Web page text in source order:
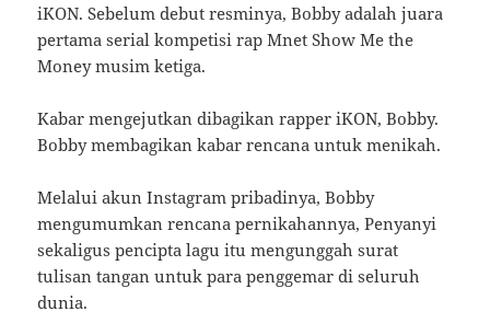
iKON. Sebelum debut resminya, Bobby adalah juara
pertama serial kompetisi rap Mnet Show Me the
Money musim ketiga.
Kabar mengejutkan dibagikan rapper iKON, Bobby.
Bobby membagikan kabar rencana untuk menikah.
Melalui akun Instagram pribadinya, Bobby
mengumumkan rencana pernikahannya, Penyanyi
sekaligus pencipta lagu itu mengunggah surat
tulisan tangan untuk para penggemar di seluruh
dunia.